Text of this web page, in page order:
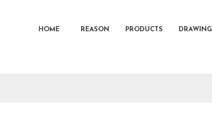
HOME REASON PRODUCTS DRAWING